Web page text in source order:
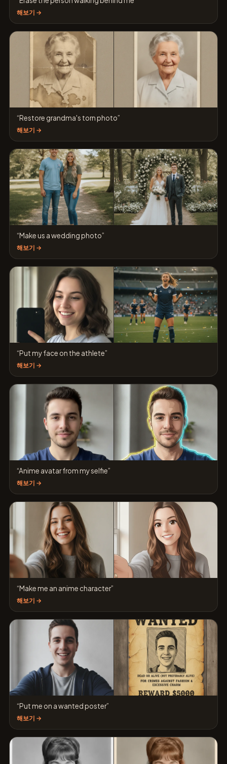
해보기 →
“Restore grandma's torn photo”
해보기 →
“Make us a wedding photo”
해보기 →
“Put my face on the athlete”
해보기 →
“Anime avatar from my selfie”
해보기 →
“Make me an anime character”
해보기 →
“Put me on a wanted poster”
해보기 →